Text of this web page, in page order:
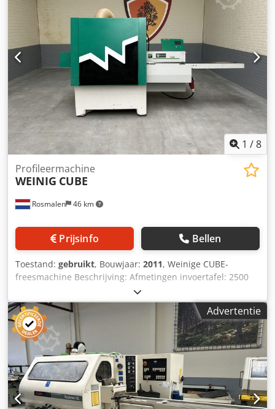
1 /8
Rosmalen 46 km
Profileermachine
WEINIG CUBE
Prijsinfo Bellen
Toestand: gebruikt, Bouwjaar: 2011, Weinige CUBE-
freesmachine Beschrijving: Afmetingen invoertafel: 2500
mm Aantal assen: 4 Spindelvolgorde: onder-rechts-links-
boven Verplaatsbare spindel: nee Dkedpfx Aszqddrea Hjr
Frezenbreedte: 20 / 260 mm Frezenhoogte: 80 / 160 mm
Productiesnelheid: 12 m/min Groefbed: nee Overige
opmerkingen: optische laserprojectie, 10" touchscreen
(Alle wijzigingen, fouten in technische gegevens,
informatie en prijzen voorbehouden. Beschikbaarheid
onder voorbehoud van eerdere verkopen. Geen garantie
op gedrukte gegevens!) (Alle Änderungen und Irrtümer in
den technischen Daten, Angaben und Preisen sowie
Advertentie